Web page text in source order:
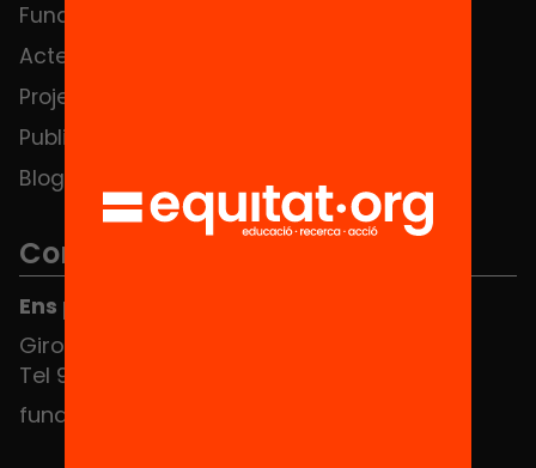
Fundació
Actes
Projectes
Publicacions i vídeos
Blog
Contacte
Ens pots trobar al Hub Social
Girona 34, interior 08010 Barcelona
Tel 934 588 700
fundacio@equitat.org